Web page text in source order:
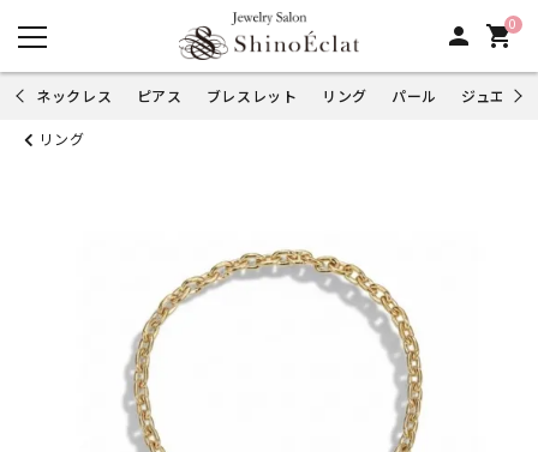
person 0
shopping_cart
ネックレス ピアス ブレスレット リング パール ジュエリ
リング